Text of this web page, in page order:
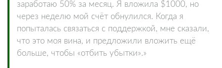
заработаю 50% за месяц. Я вложила $1000, но
через неделю мой счёт обнулился. Когда я
попыталась связаться с поддержкой, мне сказали,
что это моя вина, и предложили вложить ещё
больше, чтобы «отбить убытки».»